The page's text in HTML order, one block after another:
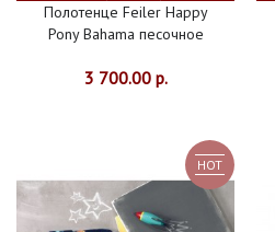
Полотенце Feiler Happy
Pony Bahama песочное
3 700.00 р.
HOT